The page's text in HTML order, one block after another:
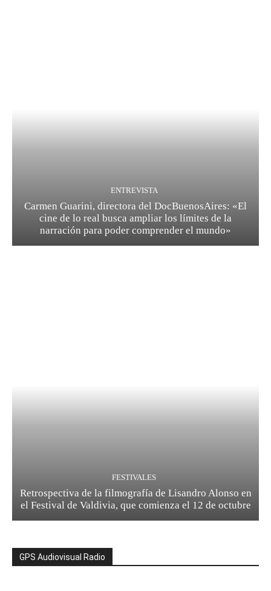
ENTREVISTA
Carmen Guarini, directora del DocBuenosAires: «El
cine de lo real busca ampliar los límites de la
narración para poder comprender el mundo»
FESTIVALES
Retrospectiva de la filmografía de Lisandro Alonso en
el Festival de Valdivia, que comienza el 12 de octubre
GPS Audiovisual Radio